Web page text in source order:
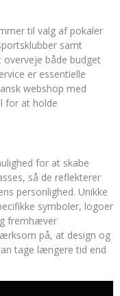
til valg af pokaler
samt
både budget
er essentielle
webshop med
for at holde
for at skabe
så de reflekterer
personlighed. Unikke
symboler, logoer
fremhæver
på, at design og
tage længere tid end